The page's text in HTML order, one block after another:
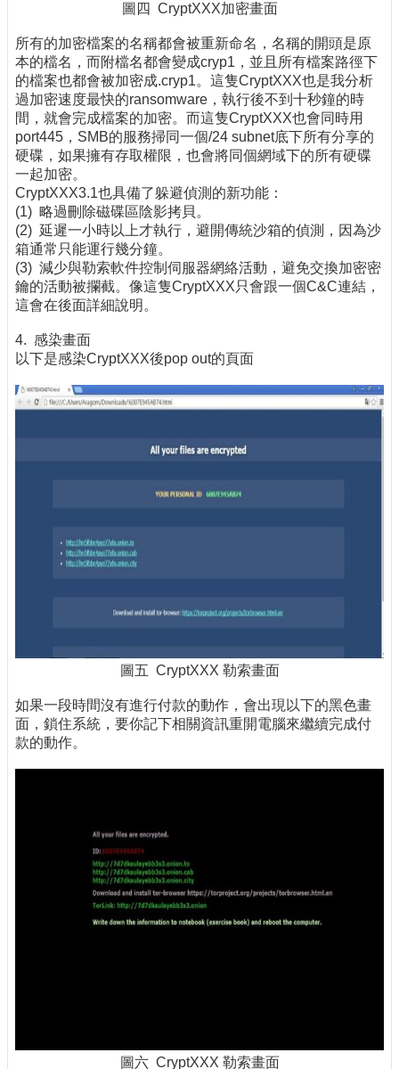
圖四 CryptXXX加密畫面
所有的加密檔案的名稱都會被重新命名，名稱的開頭是原
本的檔名，而附檔名都會變成cryp1，並且所有檔案路徑下
的檔案也都會被加密成.cryp1。這隻CryptXXX也是我分析
過加密速度最快的ransomware，執行後不到十秒鐘的時
間，就會完成檔案的加密。而這隻CryptXXX也會同時用
port445，SMB的服務掃同一個/24 subnet底下所有分享的
硬碟，如果擁有存取權限，也會將同個網域下的所有硬碟
一起加密。
CryptXXX3.1也具備了躲避偵測的新功能：
(1) 略過刪除磁碟區陰影拷貝。
(2) 延遲一小時以上才執行，避開傳統沙箱的偵測，因為沙
箱通常只能運行幾分鐘。
(3) 減少與勒索軟件控制伺服器網絡活動，避免交換加密密
鑰的活動被攔截。像這隻CryptXXX只會跟一個C&C連結，
這會在後面詳細說明。
4. 感染畫面
以下是感染CryptXXX後pop out的頁面
圖五 CryptXXX 勒索畫面
如果一段時間沒有進行付款的動作，會出現以下的黑色畫
面，鎖住系統，要你記下相關資訊重開電腦來繼續完成付
款的動作。
圖六 CryptXXX 勒索畫面